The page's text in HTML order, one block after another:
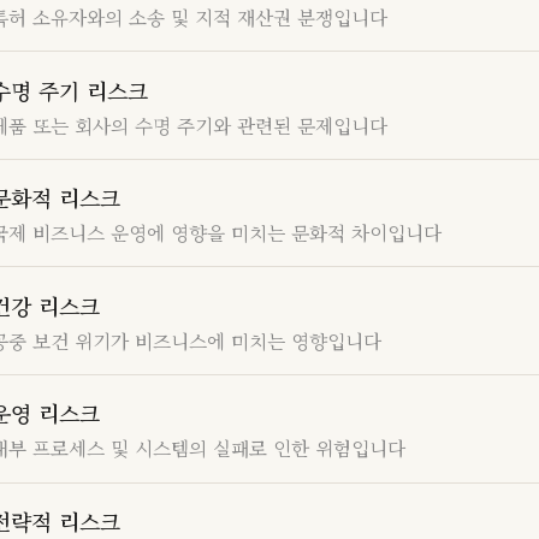
허 소유자와의 소송 및 지적 재산권 분쟁입니다
명 주기 리스크
품 또는 회사의 수명 주기와 관련된 문제입니다
화적 리스크
제 비즈니스 운영에 영향을 미치는 문화적 차이입니다
강 리스크
중 보건 위기가 비즈니스에 미치는 영향입니다
영 리스크
부 프로세스 및 시스템의 실패로 인한 위험입니다
략적 리스크